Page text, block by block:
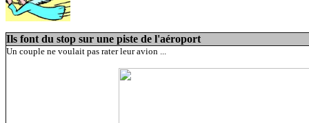
Ils font du stop sur une piste de l'aéroport
Un couple ne voulait pas rater leur avion ...